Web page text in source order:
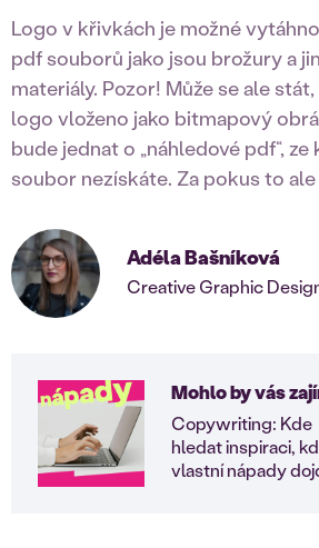
Logo v křivkách je možné
pdf souborů jako jsou brožury a
materiály. Pozor! Může se ale
logo vloženo jako bitmapový
bude jednat o „náhledové pdf“,
soubor nezískáte. Za pokus to
Adéla Bašníková
Creative Graphic
Mohlo by vás
Copywriting: Kde
hledat inspiraci,
vlastní nápady